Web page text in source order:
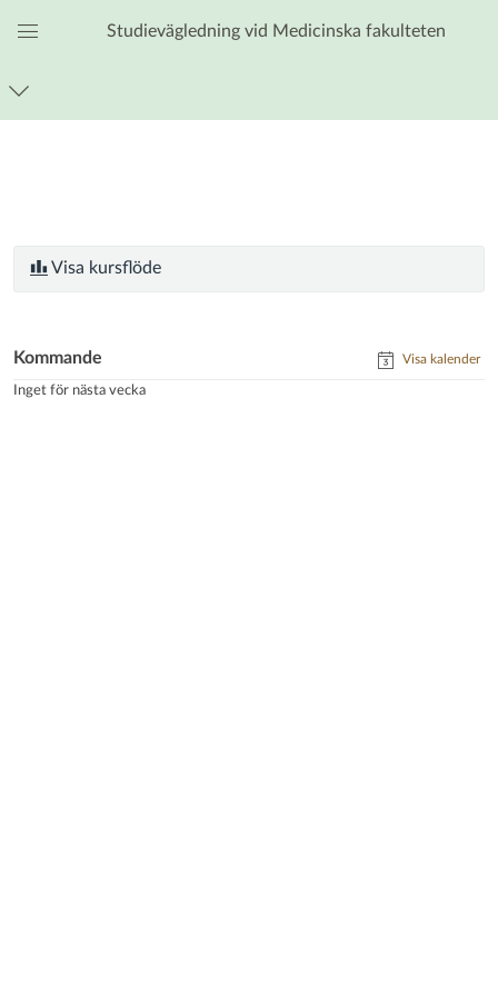
Studievägledning vid Medicinska fakulteten
Visa kursflöde
Kommande Visa kalender
Inget för nästa vecka